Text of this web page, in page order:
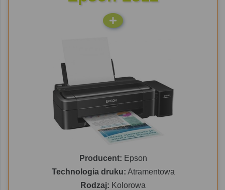
Producent: Epson
Technologia druku: Atramentowa
Rodzaj: Kolorowa